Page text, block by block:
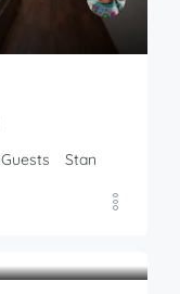
Guests Stan